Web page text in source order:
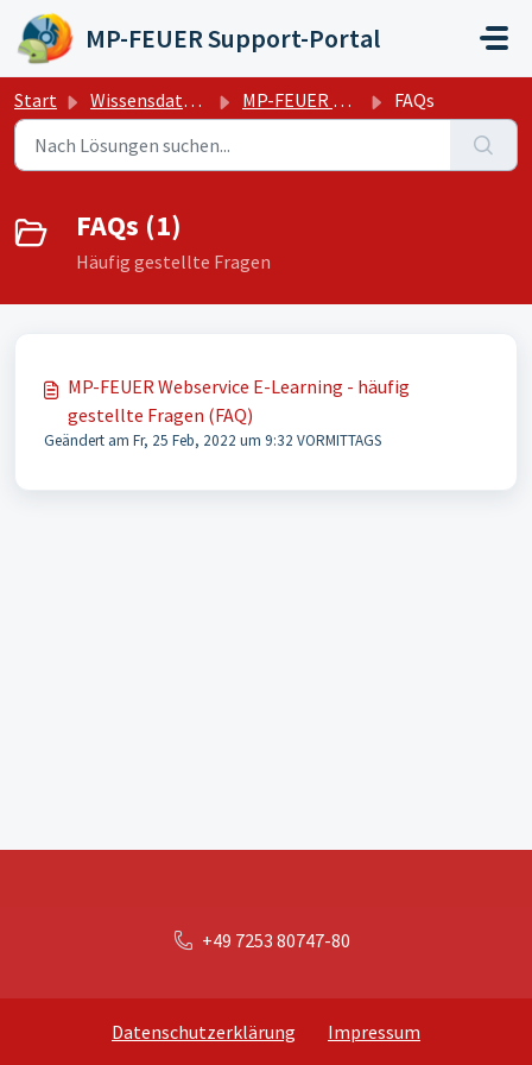
Zum hauptsächlichen Inhalt gehen
MP-FEUER Support-Portal
Start Wissensdatenbank MP-FEUER Webservice E-Learning FAQs
FAQs (1)
Häufig gestellte Fragen
MP-FEUER Webservice E-Learning - häufig
gestellte Fragen (FAQ)
Geändert am Fr, 25 Feb, 2022 um 9:32 VORMITTAGS
+49 7253 80747-80
Datenschutzerklärung Impressum